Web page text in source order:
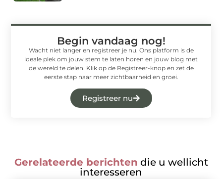
Begin vandaag nog!
Wacht niet langer en registreer je nu. Ons platform is de
ideale plek om jouw stem te laten horen en jouw blog met
de wereld te delen. Klik op de Registreer-knop en zet de
eerste stap naar meer zichtbaarheid en groei.
Registreer nu
Gerelateerde berichten die u wellicht
interesseren